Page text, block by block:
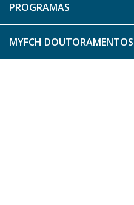
PROGRAMAS
MYFCH DOUTORAMENTOS